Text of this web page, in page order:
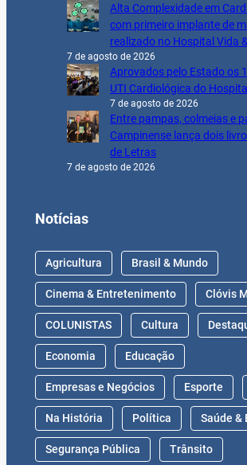
Alta Complexidade em
com primeiro implante de
realizado no Hospital Vida
7 de agosto de 2026
Aprovados pelo Estado os
UTI Cardiológica do
7 de agosto de 2026
Entre pampas, colmeias e
Campinense lança dois
de Letras
7 de agosto de 2026
Notícias
Agricultura Brasil & Mundo
Cinema & Entretenimento Clóvis
COLUNISTAS Cultura
Economia Educação
Empresas e Negócios Esporte
Na História Política Saúde &
Segurança Pública Trânsito